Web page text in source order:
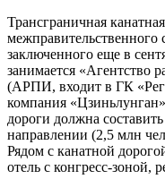
Трансграничная
заключенного еще в
занимается «Агентство
(АРПИ, входит в ГК
компания
дороги должна
направлении (2,5 млн
Рядом с канатной
отель с конгресс-зоной,